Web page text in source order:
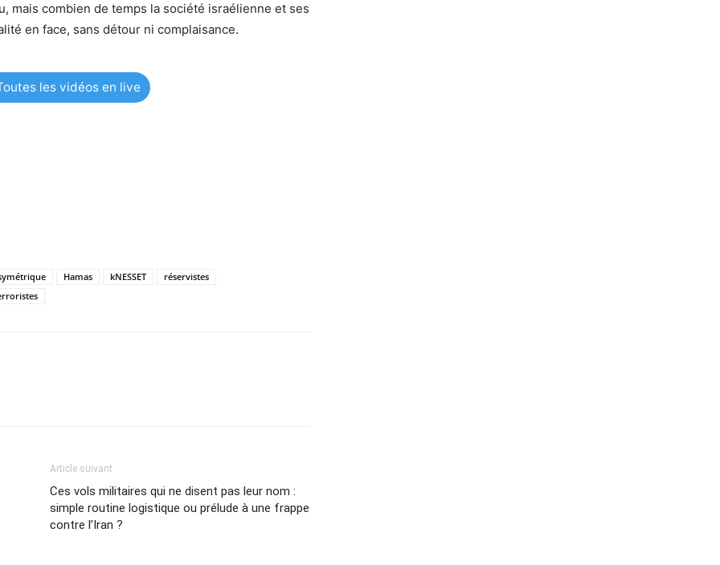
mais combien de temps la société israélienne et ses
en face, sans détour ni complaisance.
les vidéos en live
Hamas kNESSET
réservistes
Article suivant
Ces vols militaires qui ne disent pas leur nom :
simple routine logistique ou prélude à une frappe
contre l’Iran ?